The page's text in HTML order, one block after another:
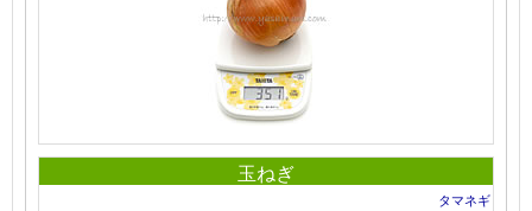
玉ねぎ
タマネギ